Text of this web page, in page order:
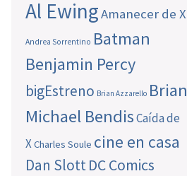
Al EwingAmanecer de X
Andrea Sorrentino Batman
Benjamin Percy
bigEstreno Brian Azzarello Brian
Michael BendisCaída de
XCharles Soule cine en casa
Dan SlottDC Comics